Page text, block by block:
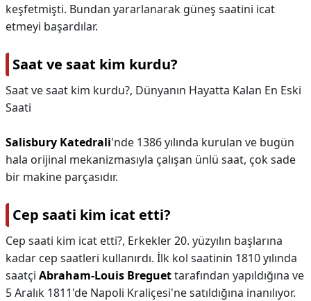
keşfetmişti. Bundan yararlanarak güneş saatini icat
etmeyi başardılar.
Saat ve saat kim kurdu?
Saat ve saat kim kurdu?, Dünyanın Hayatta Kalan En Eski
Saati
Salisbury Katedrali'nde 1386 yılında kurulan ve bugün
hala orijinal mekanizmasıyla çalışan ünlü saat, çok sade
bir makine parçasıdır.
Cep saati kim icat etti?
Cep saati kim icat etti?, Erkekler 20. yüzyılın başlarına
kadar cep saatleri kullanırdı. İlk kol saatinin 1810 yılında
saatçi Abraham-Louis Breguettarafından yapıldığına ve
5 Aralık 1811'de Napoli Kraliçesi'ne satıldığına inanılıyor.